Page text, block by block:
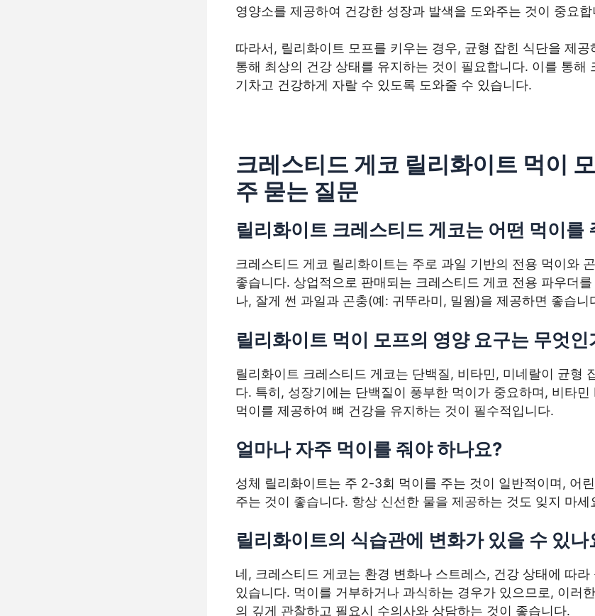
영양소를 제공하여 건강한 성장과 발색을 도와주는 것이 중요합
따라서, 릴리화이트 모프를 키우는 경우, 균형 잡힌 식단을 제공
통해 최상의 건강 상태를 유지하는 것이 필요합니다. 이를 통해
기차고 건강하게 자랄 수 있도록 도와줄 수 있습니다.
크레스티드 게코 릴리화이트 먹이
주 묻는 질문
릴리화이트 크레스티드 게코는 어떤 먹이를
크레스티드 게코 릴리화이트는 주로 과일 기반의 전용 먹이와
좋습니다. 상업적으로 판매되는 크레스티드 게코 전용 파우더
나, 잘게 썬 과일과 곤충(예: 귀뚜라미, 밀웜)을 제공하면 좋습니
릴리화이트 먹이 모프의 영양 요구는 무엇인
릴리화이트 크레스티드 게코는 단백질, 비타민, 미네랄이 균형
다. 특히, 성장기에는 단백질이 풍부한 먹이가 중요하며, 비타민
먹이를 제공하여 뼈 건강을 유지하는 것이 필수적입니다.
얼마나 자주 먹이를 줘야 하나요?
성체 릴리화이트는 주 2-3회 먹이를 주는 것이 일반적이며, 어
주는 것이 좋습니다. 항상 신선한 물을 제공하는 것도 잊지 마세
릴리화이트의 식습관에 변화가 있을 수 있나
네, 크레스티드 게코는 환경 변화나 스트레스, 건강 상태에 따라
있습니다. 먹이를 거부하거나 과식하는 경우가 있으므로, 이러
의 깊게 관찰하고 필요시 수의사와 상담하는 것이 좋습니다.